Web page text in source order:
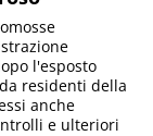
l'esposto
residenti della
anche
e ulteriori